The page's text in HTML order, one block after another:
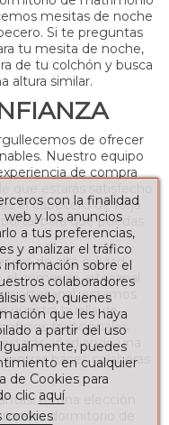
mesitas de noche
Si te preguntas
tu mesita de noche,
de tu colchón y busca
altura similar.
de ofrecer
Nuestro equipo
de compra
el cabecero de forja
para que puedas
de alta calidad,
el comercio artesanal
artesanal, estamos
nuestra huella de
tradicionales.
añadiendo una
haces colaboras
es una elección
tu dormitorio de
con la finalidad
y los anuncios
a tus preferencias,
y analizar el tráfico
sobre el
colaboradores
web, quienes
que les haya
a partir del uso
puedes
en cualquier
de Cookies para
clic aquí
cookies